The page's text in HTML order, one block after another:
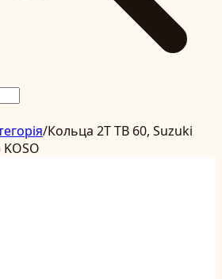
/Кольца 2T TB 60, Suzuki